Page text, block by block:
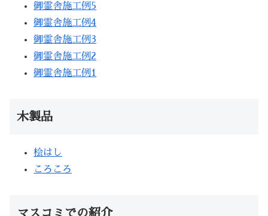
御霊舎施工例5
御霊舎施工例4
御霊舎施工例3
御霊舎施工例2
御霊舎施工例1
木製品
桧はし
ころころ
マスコミでの紹介